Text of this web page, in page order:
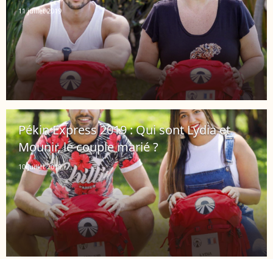
11 juillet 2019
Pékin Express 2019 : Qui sont Lydia et
Mounir, le couple marié ?
10 juillet 2019